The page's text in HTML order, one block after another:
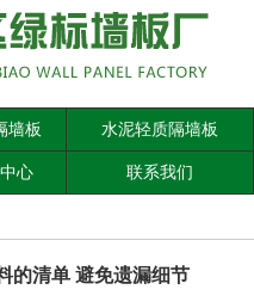
墙板 水泥轻质隔墙板
心 联系我们
的清单 避免遗漏细节